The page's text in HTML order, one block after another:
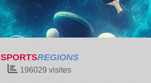
SPORTSREGIONS
196029 visites